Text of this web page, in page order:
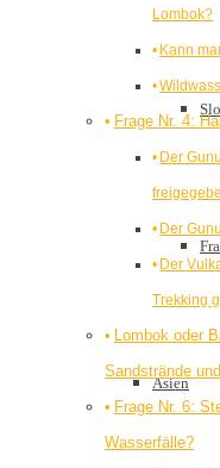
Asien
Lombok?
Kann
Frage Nr. 4:
Der
Der
Der
Trekking
Lombok oder
Sandstrände
Frage Nr. 6:
Wasserfälle?